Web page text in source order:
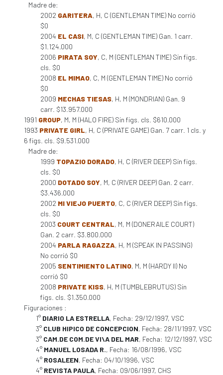
Madre de:
2002 GARITERA, H, C (GENTLEMAN TIME) No corrió
$0
2004 EL CASI, M, C (GENTLEMAN TIME) Gan. 1 carr.
$1.124.000
2006 PIRATA SOY, C, M (GENTLEMAN TIME) Sin figs.
cls. $0
2008 EL MIMAO, C, M (GENTLEMAN TIME) No corrió
$0
2009 MECHAS TIESAS, H, M (MONDRIAN) Gan. 9
carr. $13.957.000
1991 GROUP, M, M (HALO FIRE) Sin figs. cls. $610.000
1993 PRIVATE GIRL, H, C (PRIVATE GAME) Gan. 7 carr. 1 cls. y
6 figs. cls. $9.531.000
Madre de:
1999 TOPAZIO DORADO, H, C (RIVER DEEP) Sin figs.
cls. $0
2000 DOTADO SOY, M, C (RIVER DEEP) Gan. 2 carr.
$3.436.000
2002 MI VIEJO PUERTO, C, C (RIVER DEEP) Sin figs.
cls. $0
2003 COURT CENTRAL, M, M (DONERAILE COURT)
Gan. 2 carr. $3.800.000
2004 PARLA RAGAZZA, H, M (SPEAK IN PASSING)
No corrió $0
2005 SENTIMIENTO LATINO, M, M (HARDY II) No
corrió $0
2008 PRIVATE KISS, H, M (TUMBLEBRUTUS) Sin
figs. cls. $1.350.000
Figuraciones :
1° DIARIO LA ESTRELLA, Fecha: 29/12/1997, VSC
3° CLUB HIPICO DE CONCEPCION, Fecha: 28/11/1997, VSC
3° CAM.DE COM.DE VI\A DEL MAR, Fecha: 12/12/1997, VSC
4° MANUEL LOSADA R., Fecha: 16/08/1996, VSC
4° ROSALEEN, Fecha: 04/10/1996, VSC
4° REVISTA PAULA, Fecha: 09/06/1997, CHS